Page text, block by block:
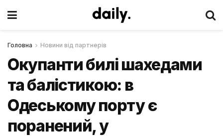
Головна Новини від партнерів
Окупанти билі шахедами
та балістикою: в
Одеському порту є
поранений, у